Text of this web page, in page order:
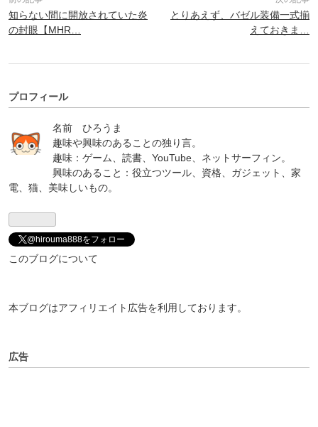
知らない間に開放されていた炎
の封眼【MHR…
とりあえず、バゼル装備一式揃
えておきま…
プロフィール
名前 ひろうま
趣味や興味のあることの独り言。
趣味：ゲーム、読書、YouTube、ネットサーフィン。
興味のあること：役立つツール、資格、ガジェット、家
電、猫、美味しいもの。
@hirouma888をフォロー
このブログについて
本ブログはアフィリエイト広告を利用しております。
広告